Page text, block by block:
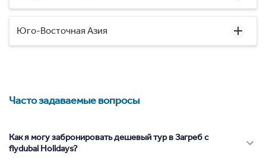
Юго-Восточная Азия
Часто задаваемые вопросы
Как я могу забронировать дешевый тур в Загреб с
flydubai Holidays?